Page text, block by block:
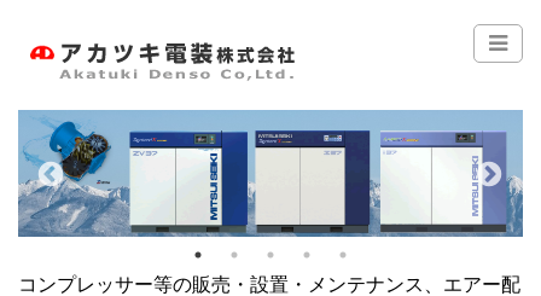
コンプレッサー等の販売・設置・メンテナンス、エアー配